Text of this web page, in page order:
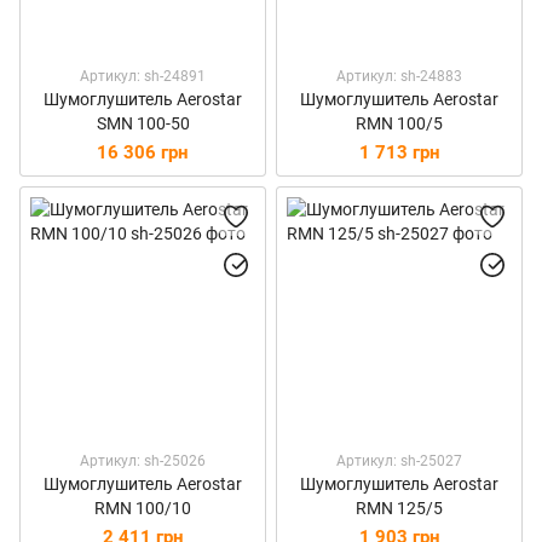
Артикул: sh-24891
Шумоглушитель Aerostar
SMN 100-50
16 306 грн
Артикул: sh-24883
Шумоглушитель Aerostar
RMN 100/5
1 713 грн
Артикул: sh-25026
Шумоглушитель Aerostar
RMN 100/10
2 411 грн
Артикул: sh-25027
Шумоглушитель Aerostar
RMN 125/5
1 903 грн